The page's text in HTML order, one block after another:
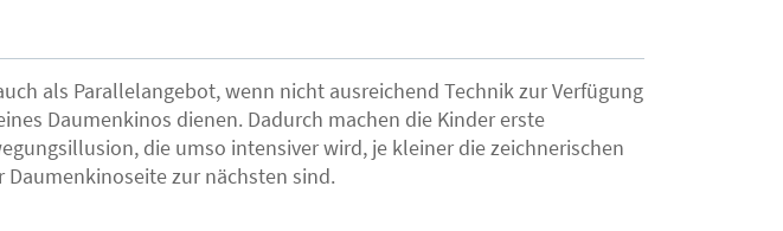
als Parallelangebot, wenn nicht ausreichend Technik zur Verfügung
Daumenkinos dienen. Dadurch machen die Kinder erste
die umso intensiver wird, je kleiner die zeichnerischen
Daumenkinoseite zur nächsten sind.